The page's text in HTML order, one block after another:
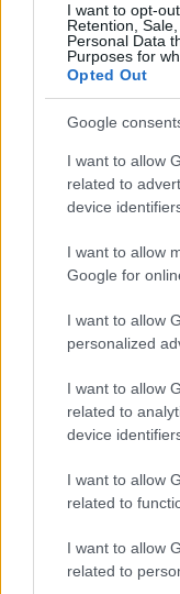
I want to opt-
Retention,
Personal Data
Purposes for
Opted Out
Google
I want to allow
related to
device
I want to allow
Google for
I want to allow
personalized
I want to allow
related to
device
I want to allow
related to
I want to allow
related to
adolescente
Diego Martín · 6 Ago 2026
CRIPTOMONEDAS